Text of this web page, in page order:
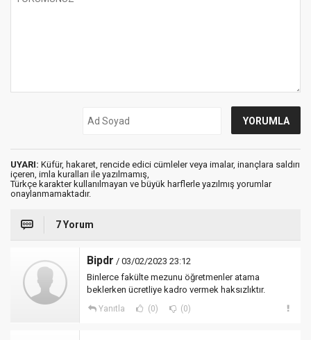
UYARI: Küfür, hakaret, rencide edici cümleler veya imalar, inançlara saldırı
içeren, imla kuralları ile yazılmamış,
Türkçe karakter kullanılmayan ve büyük harflerle yazılmış yorumlar
onaylanmamaktadır.
7 Yorum
Bipdr / 03/02/2023 23:12
Binlerce fakülte mezunu öğretmenler atama
beklerken ücretliye kadro vermek haksızlıktır.
Yanıtla (0) (0)